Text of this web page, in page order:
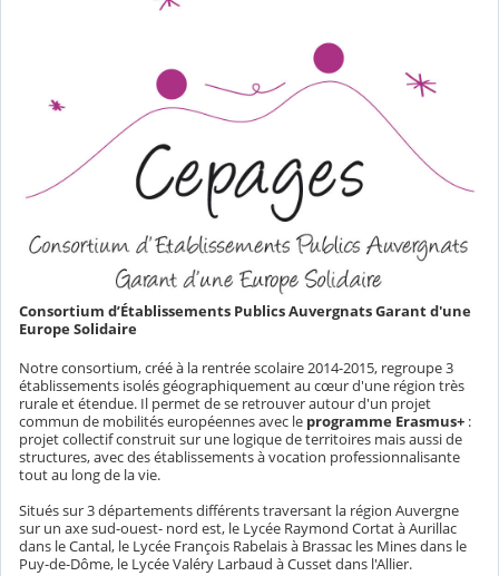
Consortium d’Établissements Publics Auvergnats Garant d'une
Europe Solidaire
Notre consortium, créé à la rentrée scolaire 2014-2015, regroupe 3
établissements isolés géographiquement au cœur d'une région très
rurale et étendue. Il permet de se retrouver autour d'un projet
commun de mobilités européennes avec le programme Erasmus+ :
projet collectif construit sur une logique de territoires mais aussi de
structures, avec des établissements à vocation professionnalisante
tout au long de la vie.
Situés sur 3 départements différents traversant la région Auvergne
sur un axe sud-ouest- nord est, le Lycée Raymond Cortat à Aurillac
dans le Cantal, le Lycée François Rabelais à Brassac les Mines dans le
Puy-de-Dôme, le Lycée Valéry Larbaud à Cusset dans l'Allier.